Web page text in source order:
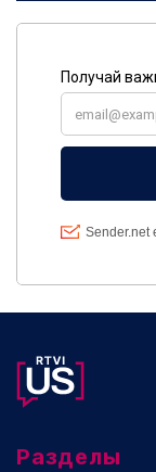
Разделы